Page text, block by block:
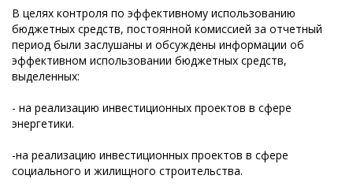
В целях контроля по эффективному использованию
бюджетных средств, постоянной комиссией за отчетный
период были заслушаны и обсуждены информации об
эффективном использовании бюджетных средств,
выделенных:
- на реализацию инвестиционных проектов в сфере
энергетики.
-на реализацию инвестиционных проектов в сфере
социального и жилищного строительства.